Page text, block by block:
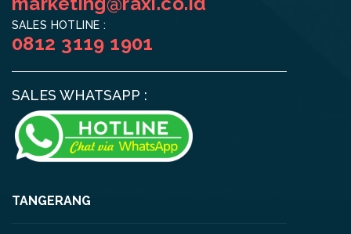
SALES HOTLINE :
0812 3119 1901
SALES WHATSAPP :
TANGERANG